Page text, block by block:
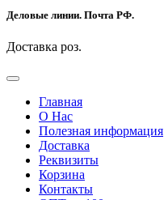
Деловые линии. Почта РФ.
Доставка роз.
Главная
О Нас
Полезная информация
Доставка
Реквизиты
Корзина
Контакты